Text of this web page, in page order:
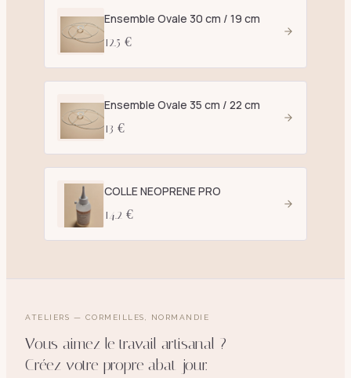
Ensemble Ovale 30 cm / 19 cm
12.5 €
Ensemble Ovale 35 cm / 22 cm
13 €
COLLE NEOPRENE PRO
14.2 €
ATELIERS — CORMEILLES, NORMANDIE
Vous aimez le travail artisanal ?
Créez votre propre abat-jour.